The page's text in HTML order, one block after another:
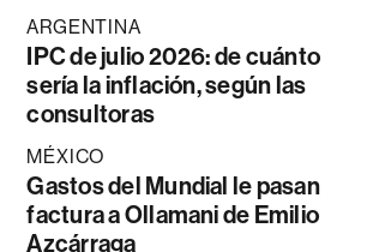
ARGENTINA
IPC de julio 2026: de cuánto
sería la inflación, según las
consultoras
MÉXICO
Gastos del Mundial le pasan
factura a Ollamani de Emilio
Azcárraga